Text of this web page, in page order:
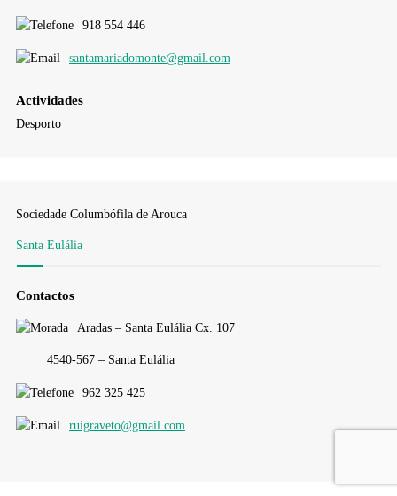
918 554 446
santamariadomonte@gmail.com
Actividades
Desporto
Sociedade Columbófila de Arouca
Santa Eulália
Contactos
Aradas – Santa Eulália Cx. 107
4540-567 – Santa Eulália
962 325 425
ruigraveto@gmail.com